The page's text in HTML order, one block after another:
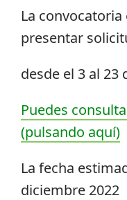
La
presentar
desde el 3 al 23
Puedes
(pulsando aquí)
La fecha
diciembre 2022